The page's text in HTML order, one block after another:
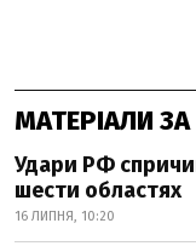
МАТЕРІАЛИ
Удари РФ
шести областях
16 ЛИПНЯ, 10:20